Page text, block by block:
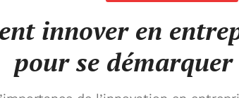
innover en
pour se démarquer